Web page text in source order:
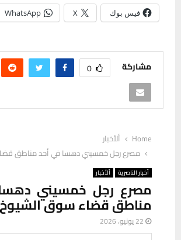
فيس بوك X
WhatsApp
مشاركة 0
Home
ألأخبار
مصرع رجل خمسيني دهسا في أحد مناطق
أخبار الناصرية ألأخبار
مصرع رجل خمسيني
مناطق قضاء سوق الشيوخ
22 يونيو، 2026